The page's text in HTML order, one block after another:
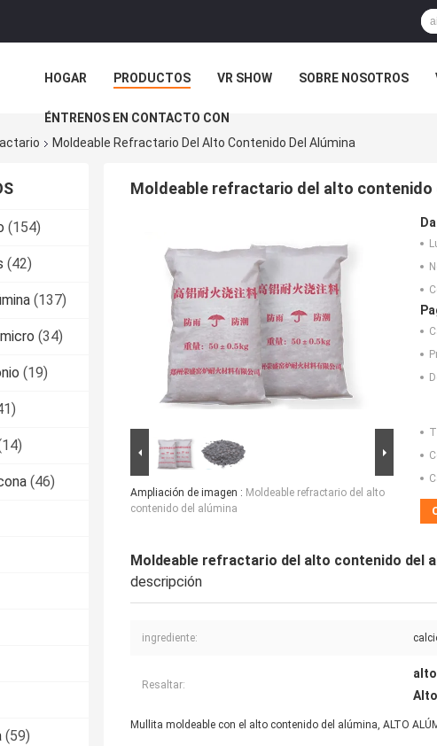
HOGAR PRODUCTOS VR SHOW SOBRE NOSOTROS
ÉNTRENOS EN CONTACTO CON
Moldeable Refractario Del Alto Contenido Del Alúmina
(154)
(42)
(137)
(34)
(19)
(46)
(59)
Moldeable refractario del alto contenido
Ampliación de imagen : Moldeable refractario del alto
contenido del alúmina
Moldeable refractario del alto contenido del
descripción
ingrediente:
Resaltar:
Mullita moldeable con el alto contenido del alúmina, ALTO